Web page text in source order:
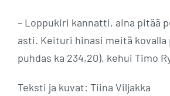
– Loppukiri kannatti, aina pitää
asti. Keituri hinasi meitä kovalla
puhdas ka 234,20), kehui Timo
Teksti ja kuvat: Tiina Viljakka